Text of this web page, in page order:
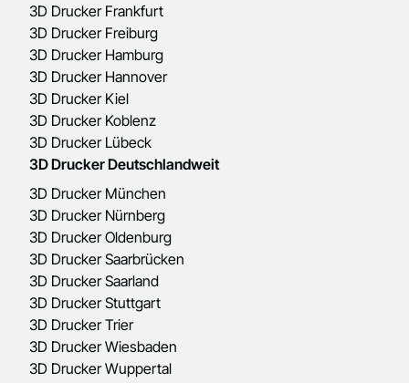
3D Drucker Frankfurt
3D Drucker Freiburg
3D Drucker Hamburg
3D Drucker Hannover
3D Drucker Kiel
3D Drucker Koblenz
3D Drucker Lübeck
3D Drucker Deutschlandweit
3D Drucker München
3D Drucker Nürnberg
3D Drucker Oldenburg
3D Drucker Saarbrücken
3D Drucker Saarland
3D Drucker Stuttgart
3D Drucker Trier
3D Drucker Wiesbaden
3D Drucker Wuppertal